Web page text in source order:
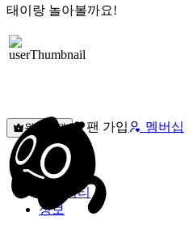
태이랑 놀아볼까요!
원픽선택 팬 가입 멤버십
밐타운
피드
커뮤니티
정보